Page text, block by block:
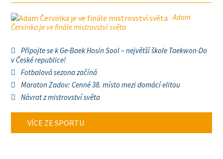
Adam
Červinka je ve finále mistrovství světa
Připojte se k Ge-Baek Hosin Sool – největší škole Taekwon-Do
v České republice!
Fotbalová sezona začíná
Maraton Zadov: Cenné 38. místo mezi domácí elitou
Návrat z mistrovství světa
VÍCE ZE SPORTU